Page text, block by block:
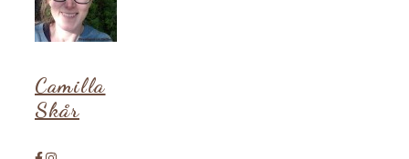
Camilla
Skår